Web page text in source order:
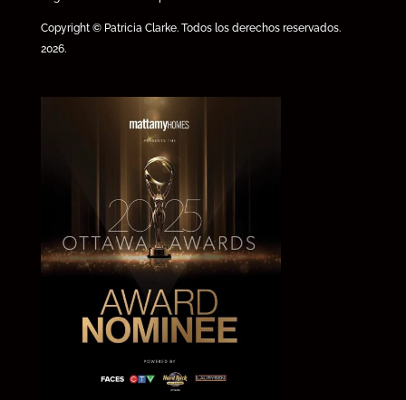
Copyright © Patricia Clarke. Todos los derechos reservados.
2026.